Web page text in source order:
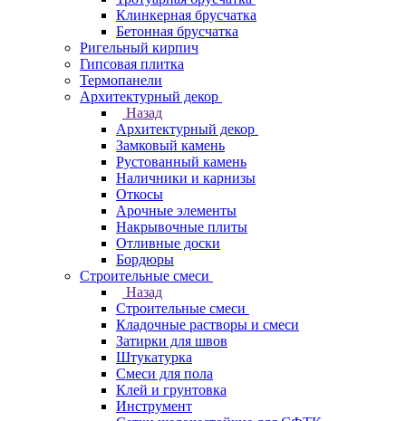
Клинкерная брусчатка
Бетонная брусчатка
Ригельный кирпич
Гипсовая плитка
Термопанели
Архитектурный декор
Назад
Архитектурный декор
Замковый камень
Рустованный камень
Наличники и карнизы
Откосы
Арочные элементы
Накрывочные плиты
Отливные доски
Бордюры
Строительные смеси
Назад
Строительные смеси
Кладочные растворы и смеси
Затирки для швов
Штукатурка
Смеси для пола
Клей и грунтовка
Инструмент